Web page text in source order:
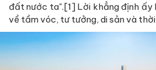
đất nước ta".[1] Lời khẳng định ấy
về tầm vóc, tư tưởng, di sản và thời